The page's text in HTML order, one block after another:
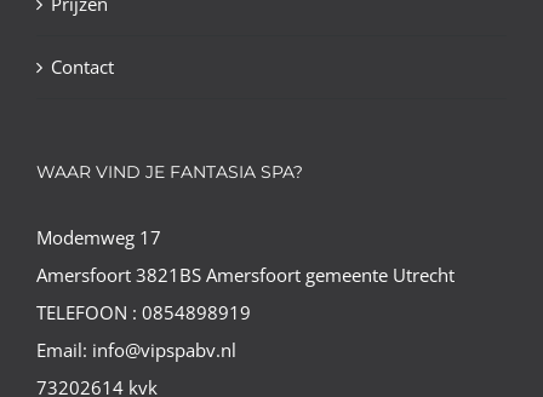
Contact
WAAR VIND JE FANTASIA SPA?
Modemweg 17
Amersfoort 3821BS Amersfoort gemeente Utrecht
TELEFOON : 0854898919
Email: info@vipspabv.nl
73202614 kvk